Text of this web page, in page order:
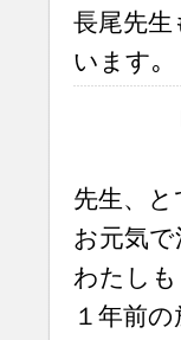
長尾先
います｡
先生、
お元気で
わたし
１年前